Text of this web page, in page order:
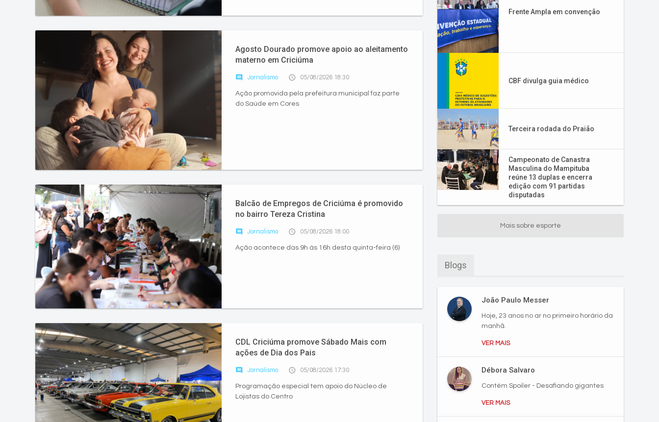
Agosto Dourado promove apoio ao aleitamento
materno em Criciúma
comment Jornalismo access_time 05/08/2026 18:30
Ação promovida pela prefeitura municipal faz parte
do Saúde em Cores
Balcão de Empregos de Criciúma é promovido
no bairro Tereza Cristina
comment Jornalismo access_time 05/08/2026 18:00
Ação acontece das 9h às 16h desta quinta-feira (6)
CDL Criciúma promove Sábado Mais com
ações de Dia dos Pais
comment Jornalismo access_time 05/08/2026 17:30
Programação especial tem apoio do Núcleo de
Lojistas do Centro
Frente Ampla em convenção
CBF divulga guia médico
Terceira rodada do Praião
Campeonato de Canastra
Masculina do Mampituba
reúne 13 duplas e encerra
edição com 91 partidas
disputadas
Mais sobre esporte
Blogs
João Paulo Messer
Hoje, 23 anos no ar no primeiro horário da
manhã.
VER MAIS
Débora Salvaro
Contém Spoiler - Desafiando gigantes
VER MAIS